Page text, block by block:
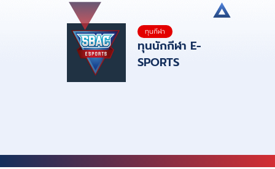
ทุนกีฬา
ทุนนักกีฬา E-
SPORTS